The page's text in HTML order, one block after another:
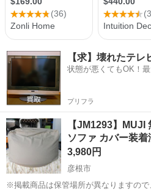
【求】壊れたテレ
状態が悪くてもOK！
プリフラ
【JM1293】MUJI
ソファ カバー装
3,980円
彦根市
※掲載商品は保管場所が異なりますの